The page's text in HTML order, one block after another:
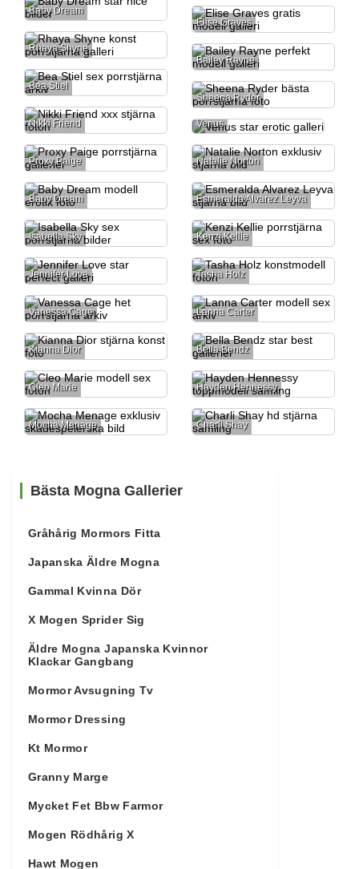
Baby Dream
Elise Graves
Rhaya Shyne
Bailey Rayne
Bea Stiel
Sheena Ryder
Nikki Friend Venus
Proxy Paige Natalie Norton
Baby Dream Esmeralda Alvarez Leyva
Isabella Sky Kenzi Kellie
Jennifer Love Tasha Holz
Vanessa Cage Lanna Carter
Kianna Dior Bella Bendz
Cleo Marie Hayden Hennessy
Mocha Menage Charli Shay
Bästa Mogna Gallerier
Gråhårig Mormors Fitta
Japanska Äldre Mogna
Gammal Kvinna Dör
X Mogen Sprider Sig
Äldre Mogna Japanska Kvinnor
Klackar Gangbang
Mormor Avsugning Tv
Mormor Dressing
Kt Mormor
Granny Marge
Mycket Fet Bbw Farmor
Mogen Rödhårig X
Hawt Mogen